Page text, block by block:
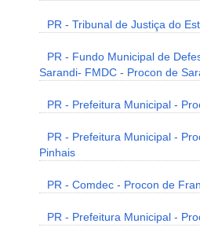
PR - Tribunal de Justiça do
PR - Fundo Municipal de
Sarandi- FMDC - Procon de
PR - Prefeitura Municipal -
PR - Prefeitura Municipal -
Pinhais
PR - Comdec - Procon de
PR - Prefeitura Municipal -